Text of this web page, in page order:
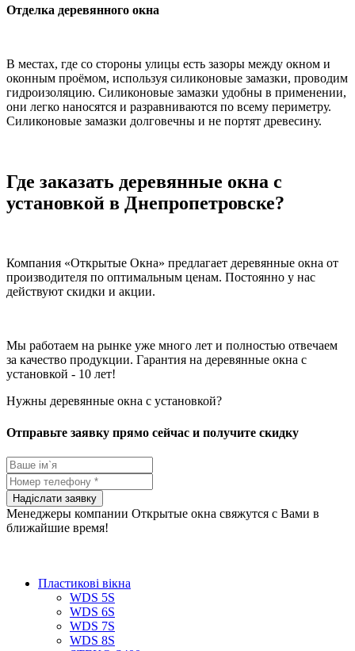
Отделка деревянного окна
В местах, где со стороны улицы есть зазоры между окном и
оконным проёмом, используя силиконовые замазки, проводим
гидроизоляцию. Силиконовые замазки удобны в применении,
они легко наносятся и разравниваются по всему периметру.
Силиконовые замазки долговечны и не портят древесину.
Где заказать деревянные окна с
установкой в Днепропетровске?
Компания «Открытые Окна» предлагает деревянные окна от
производителя по оптимальным ценам. Постоянно у нас
действуют скидки и акции.
Мы работаем на рынке уже много лет и полностью отвечаем
за качество продукции. Гарантия на деревянные окна с
установкой - 10 лет!
Нужны деревянные окна с установкой?
Отправьте заявку прямо сейчас и получите скидку
Менеджеры компании Открытые окна свяжутся с Вами в
ближайшие время!
Пластикові вікна
WDS 5S
WDS 6S
WDS 7S
WDS 8S